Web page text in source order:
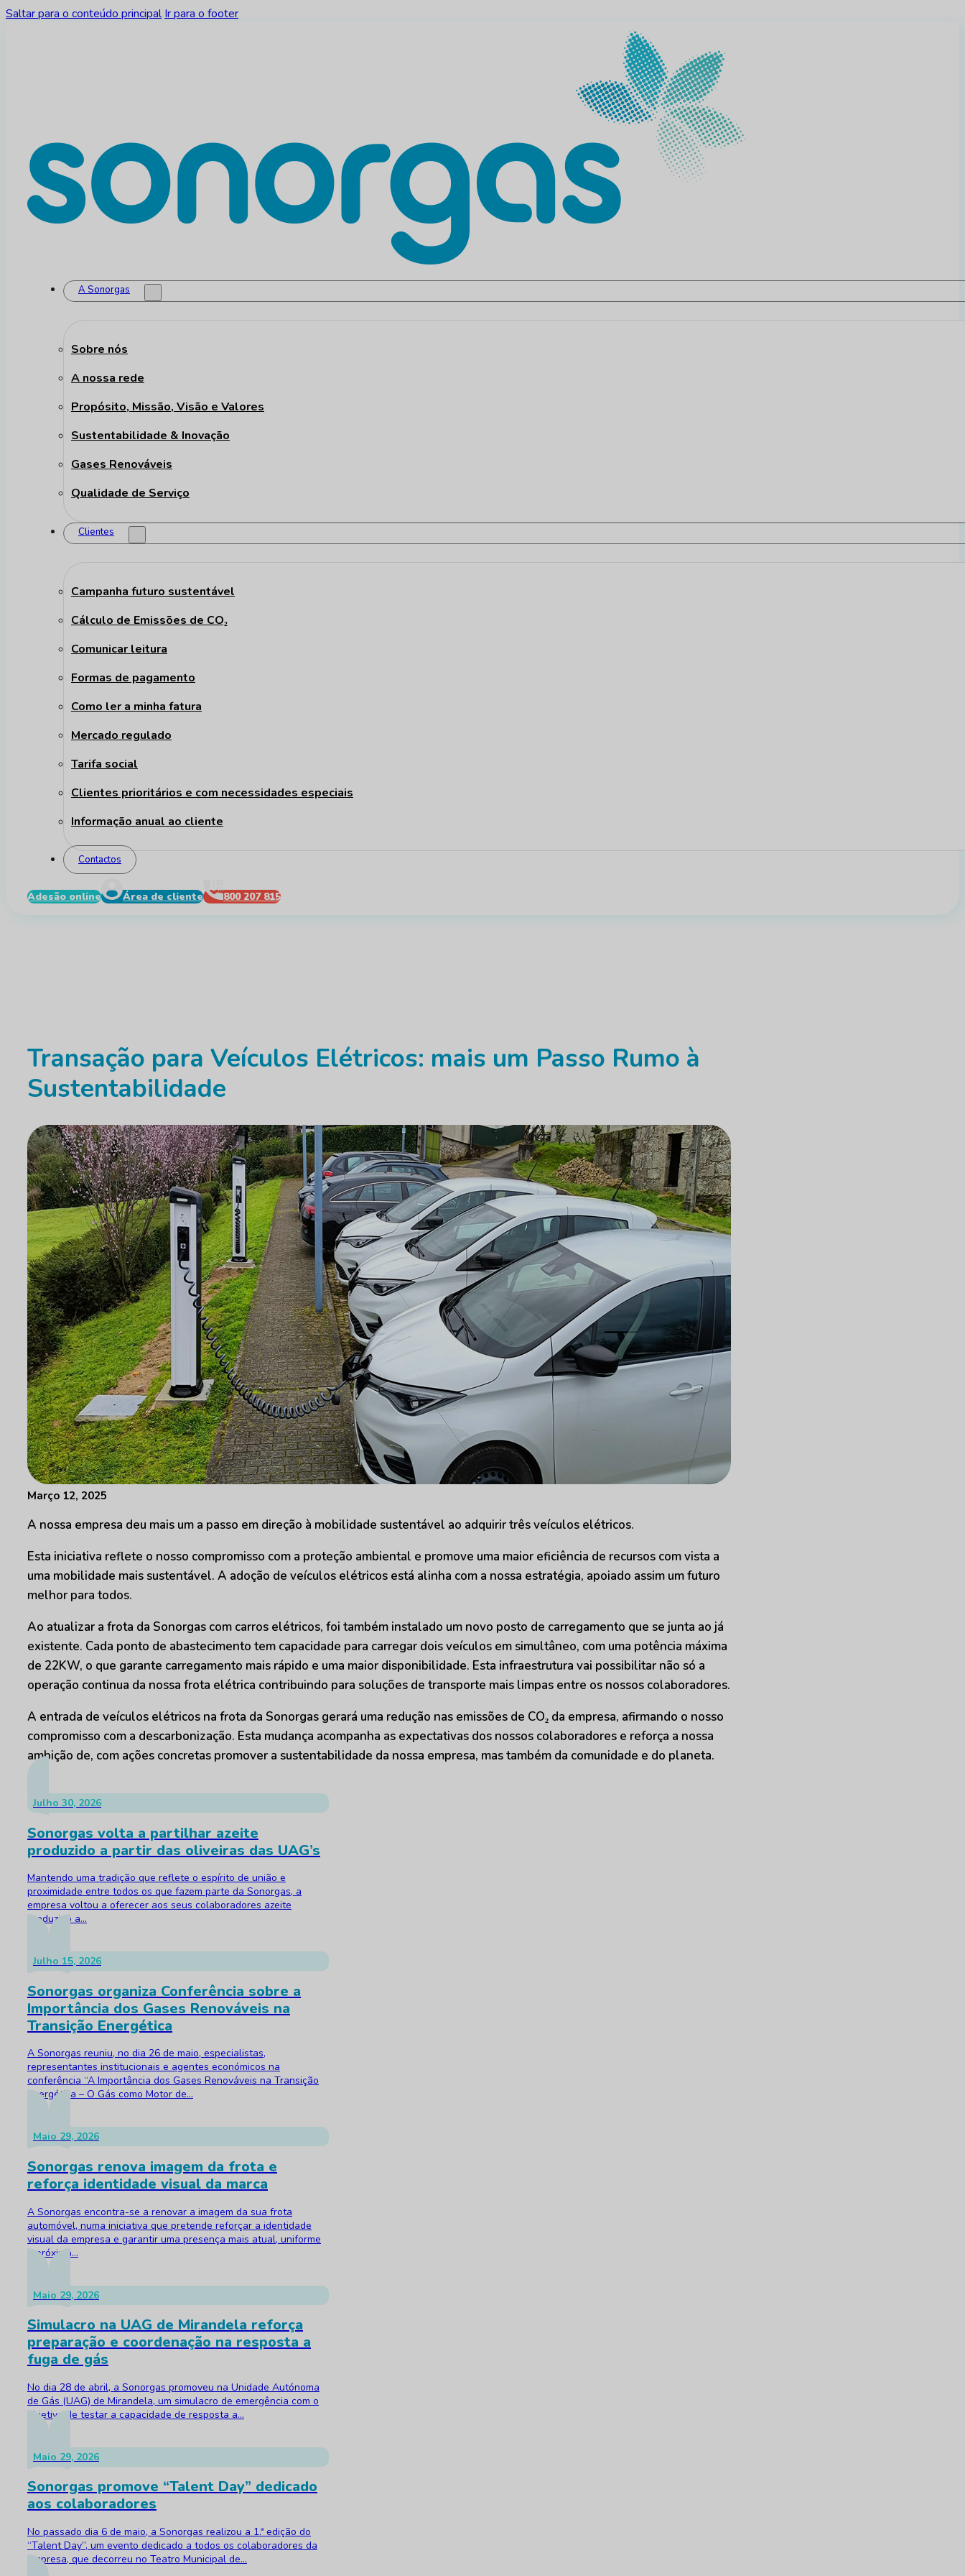
Saltar para o conteúdo principal Ir para o footer
A Sonorgas
Sobre nós
A nossa rede
Propósito, Missão, Visão e Valores
Sustentabilidade & Inovação
Gases Renováveis
Qualidade de Serviço
Clientes
Campanha futuro sustentável
Cálculo de Emissões de CO₂
Comunicar leitura
Formas de pagamento
Como ler a minha fatura
Mercado regulado
Tarifa social
Clientes prioritários e com necessidades especiais
Informação anual ao cliente
Contactos
Adesão online Área de cliente 800 207 815
Transação para Veículos Elétricos: mais um Passo Rumo à
Sustentabilidade
Março 12, 2025
A nossa empresa deu mais um a passo em direção à mobilidade sustentável ao adquirir três veículos elétricos.
Esta iniciativa reflete o nosso compromisso com a proteção ambiental e promove uma maior eficiência de recursos com vista a
uma mobilidade mais sustentável. A adoção de veículos elétricos está alinha com a nossa estratégia, apoiado assim um futuro
melhor para todos.
Ao atualizar a frota da Sonorgas com carros elétricos, foi também instalado um novo posto de carregamento que se junta ao já
existente. Cada ponto de abastecimento tem capacidade para carregar dois veículos em simultâneo, com uma potência máxima
de 22KW, o que garante carregamento mais rápido e uma maior disponibilidade. Esta infraestrutura vai possibilitar não só a
operação continua da nossa frota elétrica contribuindo para soluções de transporte mais limpas entre os nossos colaboradores.
A entrada de veículos elétricos na frota da Sonorgas gerará uma redução nas emissões de CO₂ da empresa, afirmando o nosso
compromisso com a descarbonização. Esta mudança acompanha as expectativas dos nossos colaboradores e reforça a nossa
ambição de, com ações concretas promover a sustentabilidade da nossa empresa, mas também da comunidade e do planeta.
Julho 30, 2026
Sonorgas volta a partilhar azeite
produzido a partir das oliveiras das UAG’s
Mantendo uma tradição que reflete o espírito de união e
proximidade entre todos os que fazem parte da Sonorgas, a
empresa voltou a oferecer aos seus colaboradores azeite
produzido a...
Julho 15, 2026
Sonorgas organiza Conferência sobre a
Importância dos Gases Renováveis na
Transição Energética
A Sonorgas reuniu, no dia 26 de maio, especialistas,
representantes institucionais e agentes económicos na
conferência “A Importância dos Gases Renováveis na Transição
Energética – O Gás como Motor de...
Maio 29, 2026
Sonorgas renova imagem da frota e
reforça identidade visual da marca
A Sonorgas encontra-se a renovar a imagem da sua frota
automóvel, numa iniciativa que pretende reforçar a identidade
visual da empresa e garantir uma presença mais atual, uniforme
e próxima...
Maio 29, 2026
Simulacro na UAG de Mirandela reforça
preparação e coordenação na resposta a
fuga de gás
No dia 28 de abril, a Sonorgas promoveu na Unidade Autónoma
de Gás (UAG) de Mirandela, um simulacro de emergência com o
objetivo de testar a capacidade de resposta a...
Maio 29, 2026
Sonorgas promove “Talent Day” dedicado
aos colaboradores
No passado dia 6 de maio, a Sonorgas realizou a 1.ª edição do
“Talent Day”, um evento dedicado a todos os colaboradores da
empresa, que decorreu no Teatro Municipal de...